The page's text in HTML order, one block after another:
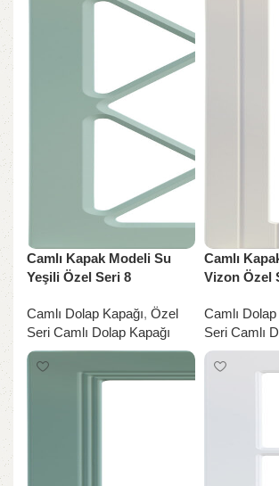
Camlı Kapak Modeli Su
Yeşili Özel Seri 8
Camlı Dolap Kapağı, Özel
Seri Camlı Dolap Kapağı
Camlı
Vizon Özel
Camlı Dolap
Seri Camlı